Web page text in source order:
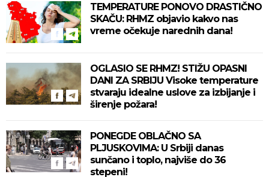
TEMPERATURE PONOVO DRASTIČNO
SKAČU: RHMZ objavio kakvo nas
vreme očekuje narednih dana!
OGLASIO SE RHMZ! STIŽU OPASNI
DANI ZA SRBIJU Visoke temperature
stvaraju idealne uslove za izbijanje i
širenje požara!
PONEGDE OBLAČNO SA
PLJUSKOVIMA: U Srbiji danas
sunčano i toplo, najviše do 36
stepeni!